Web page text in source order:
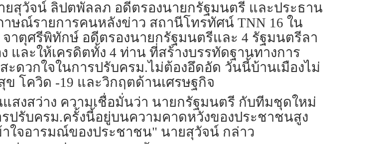
ยสุวัจน์ ลิปตพัลลภ อดีตรองนายกรัฐมนตรี และประธาน
ณ์รายการคนหลังข่าว สถานีโทรทัศน์ TNN 16 ใน
าตุศรีพิทักษ์ อดีตรองนายกรัฐมนตรีและ 4 รัฐมนตรีลา
และให้เครดิตทั้ง 4 ท่าน ที่สร้างบรรทัดฐานทางการ
ดวกใจในการปรับครม.ไม่ต้องอึดอัด วันนี้บ้านเมืองไม่
โควิด -19 และวิกฤตด้านเศรษฐกิจ
สงสว่าง ความเชื่อมั่นว่า นายกรัฐมนตรี กับทีมชุดใหม่
ปรับครม.ครั้งนี้อยู่บนความคาดหวังของประชาชนสูง
าใจอารมณ์ของประชาชน" นายสุวัจน์ กล่าว